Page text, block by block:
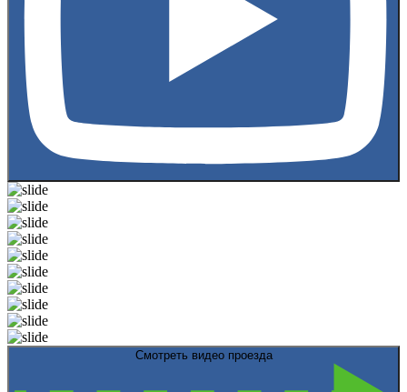
Смотреть видео проезда